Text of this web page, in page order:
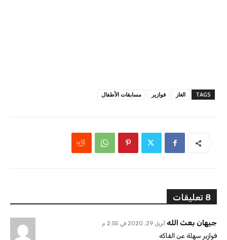
TAGS الغاز فوازير مسابقات الأطفال
8 تعليقات
جيهان بعث الله أبريل 29, 2020 في 2:55 م
فوازير سهلة عن الفاكه